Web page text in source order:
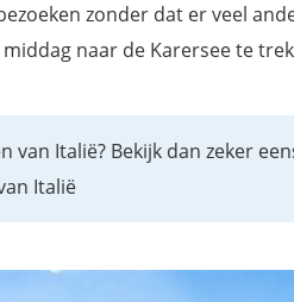
zonder dat er veel
naar de Karersee te
van Italië? Bekijk dan zeker
Italië